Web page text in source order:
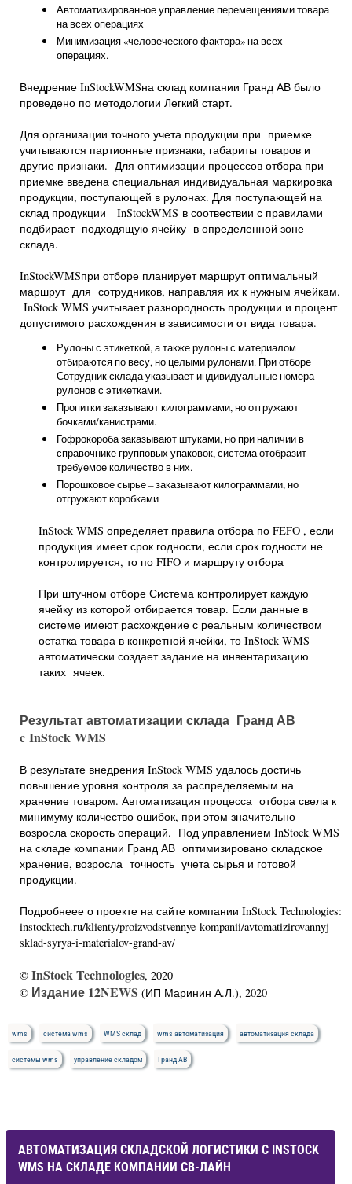
Автоматизированное управление перемещениями товара
на всех операциях
Минимизация «человеческого фактора» на всех
операциях.
Внедрение InStockWMSна склад компании Гранд АВ было
проведено по методологии Легкий старт.
Для организации точного учета продукции при приемке
учитываются партионные признаки, габариты товаров и
другие признаки. Для оптимизации процессов отбора при
приемке введена специальная индивидуальная маркировка
продукции, поступающей в рулонах. Для поступающей на
склад продукции InStockWMS в соотвествии с правилами
подбирает подходящую ячейку в определенной зоне
склада.
InStockWMSпри отборе планирует маршрут оптимальный
маршрут для сотрудников, направляя их к нужным ячейкам.
InStock WMS учитывает разнородность продукции и процент
допустимого расхождения в зависимости от вида товара.
Рулоны с этикеткой, а также рулоны с материалом
отбираются по весу, но целыми рулонами. При отборе
Сотрудник склада указывает индивидуальные номера
рулонов с этикетками.
Пропитки заказывают килограммами, но отгружают
бочками/канистрами.
Гофрокороба заказывают штуками, но при наличии в
справочнике групповых упаковок, система отобразит
требуемое количество в них.
Порошковое сырье – заказывают килограммами, но
отгружают коробками
InStock WMS определяет правила отбора по FEFO , если
продукция имеет срок годности, если срок годности не
контролируется, то по FIFO и маршруту отбора
При штучном отборе Система контролирует каждую
ячейку из которой отбирается товар. Если данные в
системе имеют расхождение с реальным количеством
остатка товара в конкретной ячейки, то InStock WMS
автоматически создает задание на инвентаризацию
таких ячеек.
Результат автоматизации склада Гранд АВ
c InStock WMS
В результате внедрения InStock WMS удалось достичь
повышение уровня контроля за распределяемым на
хранение товаром. Автоматизация процесса отбора свела к
минимуму количество ошибок, при этом значительно
возросла скорость операций. Под управлением InStock WMS
на складе компании Гранд АВ оптимизировано складское
хранение, возросла точность учета сырья и готовой
продукции.
Подробнеее о проекте на сайте компании InStock Technologies:
instocktech.ru/klienty/proizvodstvennye-kompanii/avtomatizirovannyj-
sklad-syrya-i-materialov-grand-av/
© InStock Technologies, 2020
© Издание 12NEWS (ИП Маринин А.Л.), 2020
wms система wms WMS склад wms автоматизация автоматизация склада
системы wms управление складом Гранд АВ
АВТОМАТИЗАЦИЯ СКЛАДСКОЙ ЛОГИСТИКИ С INSTOCK
WMS НА СКЛАДЕ КОМПАНИИ СВ-ЛАЙН